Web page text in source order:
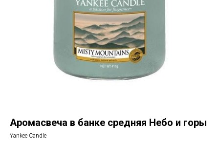
Аромасвеча в банке средняя Небо и горы
Yankee Candle